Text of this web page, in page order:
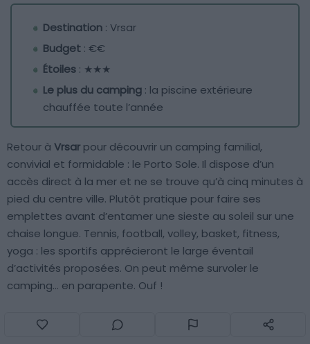
Destination : Vrsar
Budget : €€
Étoiles : ★★★
Le plus du camping : la piscine extérieure
chauffée toute l’année
Retour à Vrsar pour découvrir un camping familial,
convivial et formidable : le Porto Sole. Il dispose d’un
accès direct à la mer et ne se trouve qu’à cinq minutes à
pied du centre ville. Plutôt pratique pour faire ses
emplettes avant d’entamer une sieste au soleil sur une
chaise longue. Tennis, football, volley, basket, fitness,
yoga : les sportifs apprécieront le large éventail
d’activités proposées. On peut même survoler le
camping… en parapente. Ouf !
Dans les environs, partez vous éclater en famille au